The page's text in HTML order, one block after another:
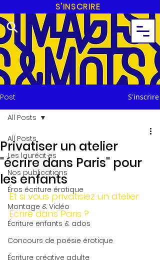
S'INSCRIRE
Post S'inscrire
All Posts
Les lauréat·es
Nos publications
Éros écriture érotique
Montage & Vidéo
Écriture enfants & ados
Concours de poésie érotique
Écriture créative adulte
All Posts
Privatiser un atelier
"écrire dans Paris" pour
les enfants
Et si vous privatisiez un atelier
Écrire dans Paris ?